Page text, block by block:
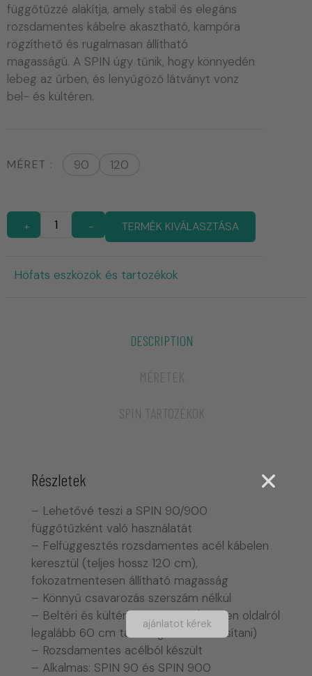
függőtűzzé alakítja, amely stabil és elegáns
rozsdamentes kábelre akasztható, kampóra
rögzíthető és rugalmasan állítható
magasságú. A SPIN úgy tűnik, hogy könnyedén
lebeg az űrben, és lenyűgöző látványt vonz
bel- és kültéren.
MÉRET 90 120
+ - TERMÉK KIVÁLASZTÁSA
Höfats eszközök és tartozékok
DESCRIPTION
MÉRETEK
SPIN TARTOZÉKOK
Részletek
– Lehetővé teszi a SPIN 90/900
függőtűzként való használatát
– Felfüggesztés rozsdamentes acél kábelen
keresztül (teljes hossz 120 cm),
fokozatmentesen állítható magasság
– Könnyű csavarozás szerszám nélkül
– Beltéri és kültéri használatra (minden oldalról
legalább 60 cm távolságot kell biztosítani)
– Rozsdamentes acélból készült
– Alkalmas: SPIN 90 és SPIN 900
ajánlatot kérek